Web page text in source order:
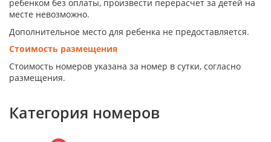
ребенком без оплаты, произвести перерасчет за детей на
месте невозможно.
Дополнительное место для ребенка не предоставляется.
Стоимость размещения
Стоимость номеров указана за номер в сутки, согласно
размещения.
Категория номеров